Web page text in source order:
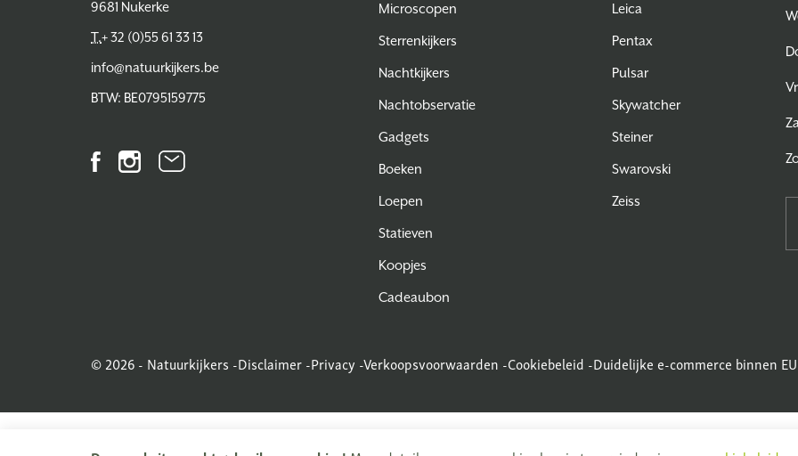
9681 Nukerke
T.+ 32 (0)55 61 33 13
info@natuurkijkers.be
BTW: BE0795159775
FacebookInstagramNieuwsbrief
Microscopen
Sterrenkijkers
Nachtkijkers
Nachtobservatie
Gadgets
Boeken
Loepen
Statieven
Koopjes
Cadeaubon
Leica
Pentax
Pulsar
Skywatcher
Steiner
Swarovski
Zeiss
Vr
Za
© 2026 - Natuurkijkers -Disclaimer-Privacy -Verkoopsvoorwaarden -Cookiebeleid -Duidelijke e-commerce binnen